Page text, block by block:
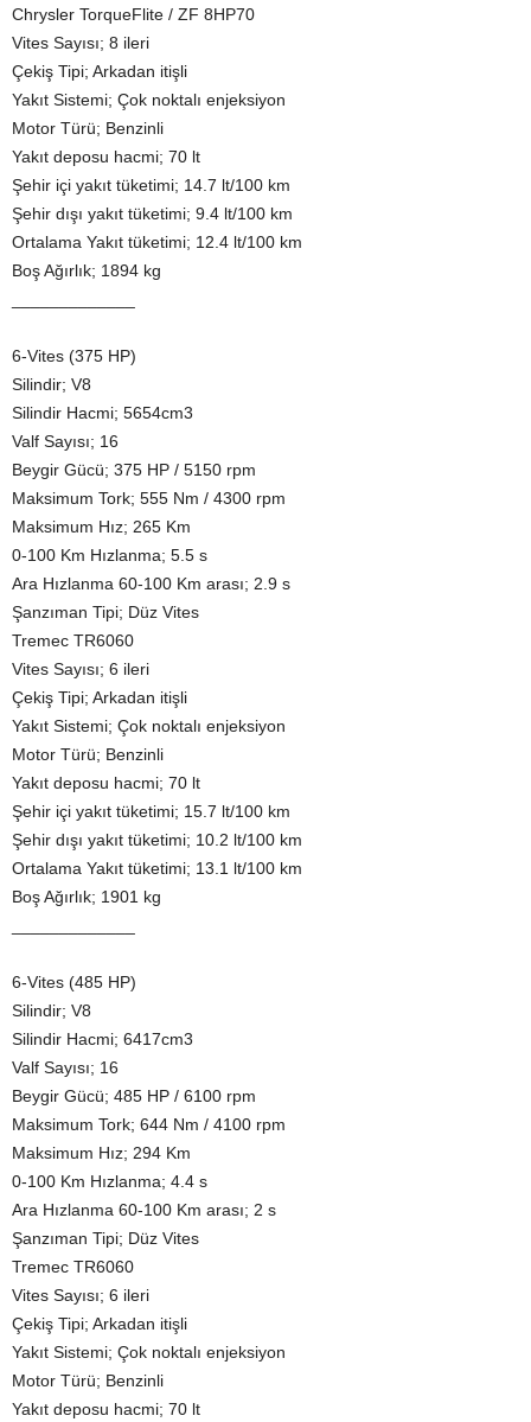
Chrysler TorqueFlite / ZF 8HP70
Vites Sayısı; 8 ileri
Çekiş Tipi; Arkadan itişli
Yakıt Sistemi; Çok noktalı enjeksiyon
Motor Türü; Benzinli
Yakıt deposu hacmi; 70 lt
Şehir içi yakıt tüketimi; 14.7 lt/100 km
Şehir dışı yakıt tüketimi; 9.4 lt/100 km
Ortalama Yakıt tüketimi; 12.4 lt/100 km
Boş Ağırlık; 1894 kg
6-Vites (375 HP)
Silindir; V8
Silindir Hacmi; 5654cm3
Valf Sayısı; 16
Beygir Gücü; 375 HP / 5150 rpm
Maksimum Tork; 555 Nm / 4300 rpm
Maksimum Hız; 265 Km
0-100 Km Hızlanma; 5.5 s
Ara Hızlanma 60-100 Km arası; 2.9 s
Şanzıman Tipi; Düz Vites
Tremec TR6060
Vites Sayısı; 6 ileri
Çekiş Tipi; Arkadan itişli
Yakıt Sistemi; Çok noktalı enjeksiyon
Motor Türü; Benzinli
Yakıt deposu hacmi; 70 lt
Şehir içi yakıt tüketimi; 15.7 lt/100 km
Şehir dışı yakıt tüketimi; 10.2 lt/100 km
Ortalama Yakıt tüketimi; 13.1 lt/100 km
Boş Ağırlık; 1901 kg
6-Vites (485 HP)
Silindir; V8
Silindir Hacmi; 6417cm3
Valf Sayısı; 16
Beygir Gücü; 485 HP / 6100 rpm
Maksimum Tork; 644 Nm / 4100 rpm
Maksimum Hız; 294 Km
0-100 Km Hızlanma; 4.4 s
Ara Hızlanma 60-100 Km arası; 2 s
Şanzıman Tipi; Düz Vites
Tremec TR6060
Vites Sayısı; 6 ileri
Çekiş Tipi; Arkadan itişli
Yakıt Sistemi; Çok noktalı enjeksiyon
Motor Türü; Benzinli
Yakıt deposu hacmi; 70 lt